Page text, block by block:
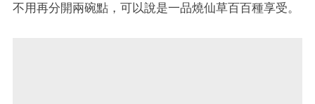
不用再分開兩碗點，可以說是一品燒仙草百百種享受。